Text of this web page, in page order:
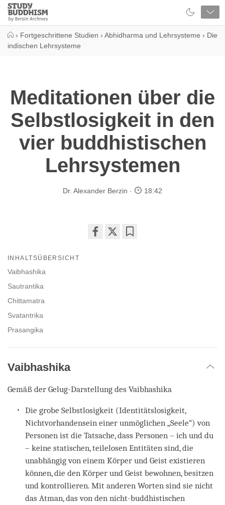
Close
Study
Buddhism
› Fortgeschrittene Studien › Abhidharma und Lehrsysteme › Die
indischen Lehrsysteme
Meditationen über die
Selbstlosigkeit in den
vier buddhistischen
Lehrsystemen
Dr. Alexander Berzin 18:42
INHALTSÜBERSICHT
Vaibhashika
Sautrantika
Chittamatra
Svatantrika
Prasangika
Vaibhashika
Gemäß der Gelug-Darstellung des Vaibhashika
Die grobe Selbstlosigkeit (Identitätslosigkeit,
Nichtvorhandensein einer unmöglichen „Seele“) von
Personen ist die Tatsache, dass Personen – ich und du
– keine statischen, teilelosen Entitäten sind, die
unabhängig von einem Körper und Geist existieren
können, die den Körper und Geist bewohnen, besitzen
und kontrollieren. Mit anderen Worten sind sie nicht
das Atman, das von den nicht-buddhistischen